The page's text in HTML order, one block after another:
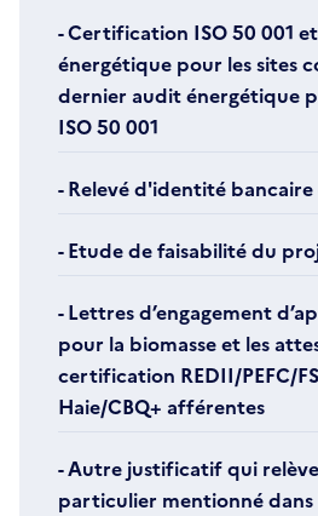
- Certification ISO 50 001
énergétique pour les sites
dernier audit énergétique
ISO 50 001
- Relevé d'identité
- Etude de faisabilité du
- Lettres d’engagement
pour la biomasse et les
certification REDII/PEFC/
Haie/CBQ+ afférentes
- Autre justificatif qui
particulier mentionné dans